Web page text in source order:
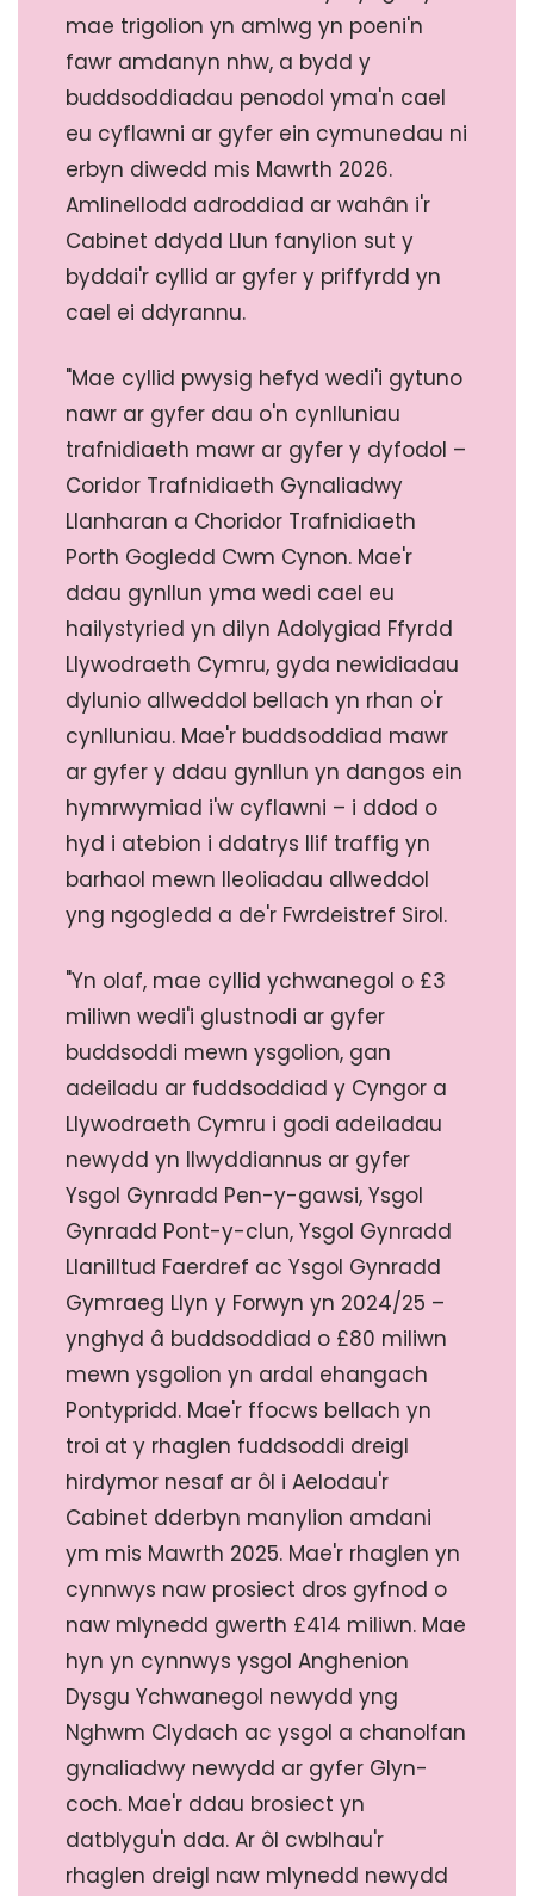
mae trigolion yn amlwg yn poeni'n
fawr amdanyn nhw, a bydd y
buddsoddiadau penodol yma'n cael
eu cyflawni ar gyfer ein cymunedau ni
erbyn diwedd mis Mawrth 2026.
Amlinellodd adroddiad ar wahân i'r
Cabinet ddydd Llun fanylion sut y
byddai'r cyllid ar gyfer y priffyrdd yn
cael ei ddyrannu.
"Mae cyllid pwysig hefyd wedi'i gytuno
nawr ar gyfer dau o'n cynlluniau
trafnidiaeth mawr ar gyfer y dyfodol –
Coridor Trafnidiaeth Gynaliadwy
Llanharan a Choridor Trafnidiaeth
Porth Gogledd Cwm Cynon. Mae'r
ddau gynllun yma wedi cael eu
hailystyried yn dilyn Adolygiad Ffyrdd
Llywodraeth Cymru, gyda newidiadau
dylunio allweddol bellach yn rhan o'r
cynlluniau. Mae'r buddsoddiad mawr
ar gyfer y ddau gynllun yn dangos ein
hymrwymiad i'w cyflawni – i ddod o
hyd i atebion i ddatrys llif traffig yn
barhaol mewn lleoliadau allweddol
yng ngogledd a de'r Fwrdeistref Sirol.
"Yn olaf, mae cyllid ychwanegol o £3
miliwn wedi'i glustnodi ar gyfer
buddsoddi mewn ysgolion, gan
adeiladu ar fuddsoddiad y Cyngor a
Llywodraeth Cymru i godi adeiladau
newydd yn llwyddiannus ar gyfer
Ysgol Gynradd Pen-y-gawsi, Ysgol
Gynradd Pont-y-clun, Ysgol Gynradd
Llanilltud Faerdref ac Ysgol Gynradd
Gymraeg Llyn y Forwyn yn 2024/25 –
ynghyd â buddsoddiad o £80 miliwn
mewn ysgolion yn ardal ehangach
Pontypridd. Mae'r ffocws bellach yn
troi at y rhaglen fuddsoddi dreigl
hirdymor nesaf ar ôl i Aelodau'r
Cabinet dderbyn manylion amdani
ym mis Mawrth 2025. Mae'r rhaglen yn
cynnwys naw prosiect dros gyfnod o
naw mlynedd gwerth £414 miliwn. Mae
hyn yn cynnwys ysgol Anghenion
Dysgu Ychwanegol newydd yng
Nghwm Clydach ac ysgol a chanolfan
gynaliadwy newydd ar gyfer Glyn-
coch. Mae'r ddau brosiect yn
datblygu'n dda. Ar ôl cwblhau'r
rhaglen dreigl naw mlynedd newydd